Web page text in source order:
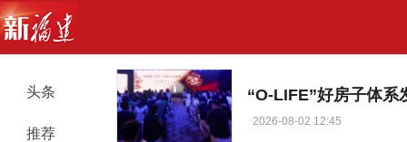
头条
推荐
“O-LIFE”好房子体系
2026-08-02 12:45